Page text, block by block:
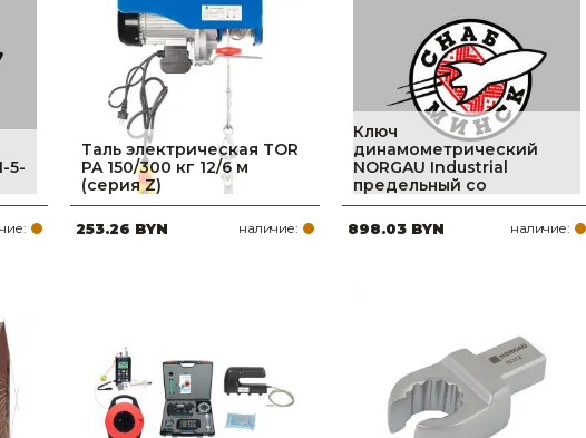
5-
Таль электрическая TOR
PA 150/300 кг 12/6 м
(серия Z)
253.26 BYN наличие:
Ключ
динамометрический
NORGAU Industrial
предельный со
898.03 BYN наличие: